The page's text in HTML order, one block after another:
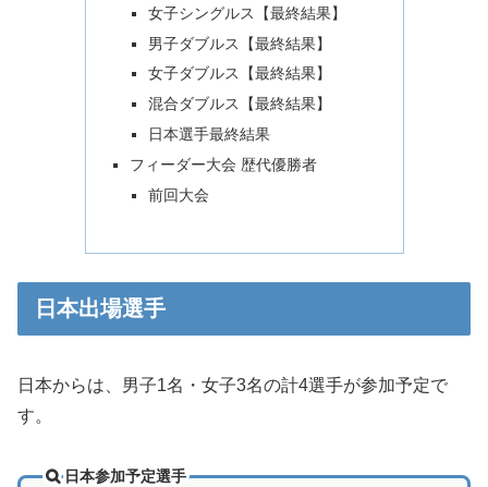
女子シングルス【最終結果】
男子ダブルス【最終結果】
女子ダブルス【最終結果】
混合ダブルス【最終結果】
日本選手最終結果
フィーダー大会 歴代優勝者
前回大会
日本出場選手
日本からは、男子1名・女子3名の計4選手が参加予定で
す。
日本参加予定選手